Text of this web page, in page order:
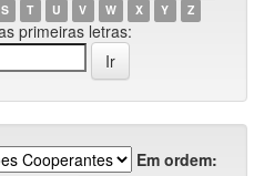
S T U V W X Y Z
primeiras letras:
Em ordem: